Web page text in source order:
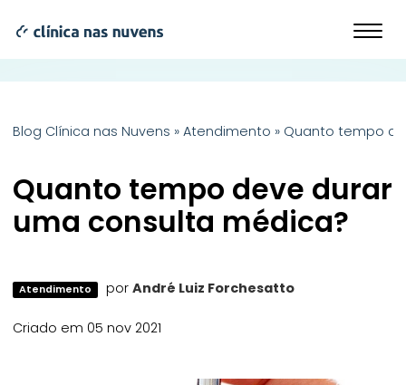
Blog Clínica nas Nuvens »Atendimento » Quanto tempo
Quanto tempo deve durar
uma consulta médica?
Atendimento por André Luiz Forchesatto
Criado em 05 nov 2021